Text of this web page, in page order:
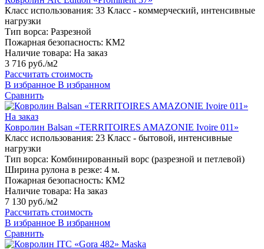
Класс использования: 33 Класс - коммерческий, интенсивные
нагрузки
Тип ворса: Разрезной
Пожарная безопасность: КМ2
Наличие товара: На заказ
3 716 руб./м2
Рассчитать стоимость
В избранное В избранном
Сравнить
На заказ
Ковролин Balsan «TERRITOIRES AMAZONIE Ivoire 011»
Класс использования: 23 Класс - бытовой, интенсивные
нагрузки
Тип ворса: Комбинированный ворс (разрезной и петлевой)
Ширина рулона в резке: 4 м.
Пожарная безопасность: КМ2
Наличие товара: На заказ
7 130 руб./м2
Рассчитать стоимость
В избранное В избранном
Сравнить